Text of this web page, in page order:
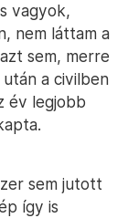
vagyok,
nem láttam a
sem, merre
a civilben
év legjobb
sem jutott
így is